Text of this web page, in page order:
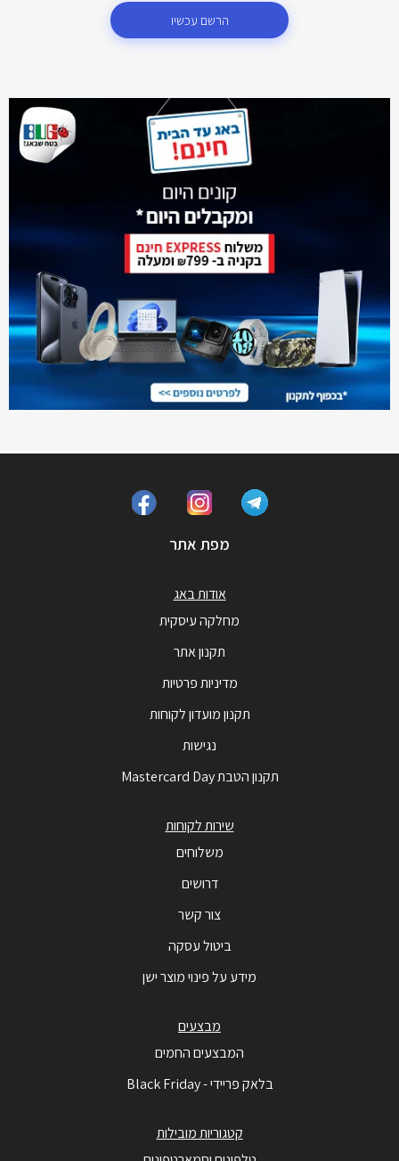
הרשם עכשיו
מפת אתר
אודות באג
מחלקה עיסקית
תקנון אתר
מדיניות פרטיות
תקנון מועדון לקוחות
נגישות
תקנון הטבת Mastercard Day
שירות לקוחות
משלוחים
דרושים
צור קשר
ביטול עסקה
מידע על פינוי מוצר ישן
מבצעים
המבצעים החמים
בלאק פריידי - Black Friday
קטגוריות מובילות